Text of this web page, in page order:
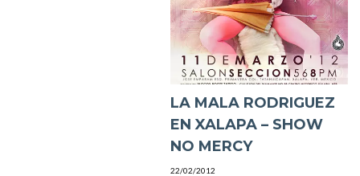
LA MALA RODRIGUEZ
EN XALAPA – SHOW
NO MERCY
22/02/2012